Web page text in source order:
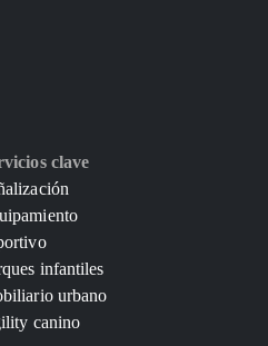
clave
infantiles
urbano
canino